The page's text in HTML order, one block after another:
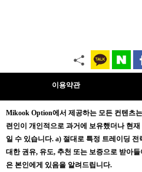
이용약관
Mikook Option에서 제공하는 모든 컨텐츠는
련인이 개인적으로 과거에 보유했더나 현
일 수 있습니다. a) 절대로 특정 트레이딩
대한 권유, 유도, 추천 또는 보증으로 받아
은 본인에게 있음을 알려드립니다.